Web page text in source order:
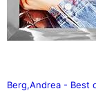
Berg,Andrea - Best